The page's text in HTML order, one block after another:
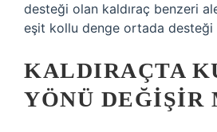
desteği olan kaldıraç benzeri
eşit kollu denge ortada desteği
KALDIRAÇTA
YÖNÜ DEĞIŞIR